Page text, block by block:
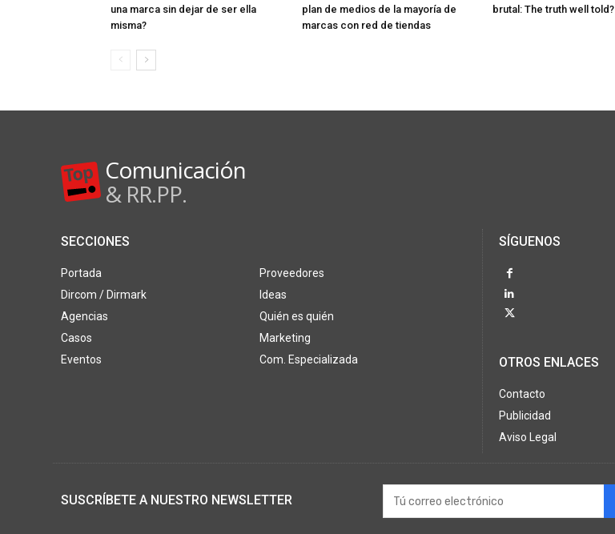
una marca sin dejar de ser ella
misma?
plan de medios de la mayoría de
marcas con red de tiendas
brutal: The truth well told?
Comunicación
& RR.PP.
SECCIONES
Portada
Dircom / Dirmark
Agencias
Casos
Eventos
Proveedores
Ideas
Quién es quién
Marketing
Com. Especializada
SÍGUENOS
OTROS ENLACES
Contacto
Publicidad
Aviso Legal
SUSCRÍBETE A NUESTRO NEWSLETTER